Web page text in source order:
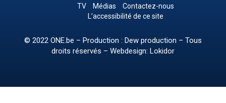
TV Médias
Contactez-nous
L’accessibilité de ce site
© 2022 ONE.be – Production : Dew production – Tous
droits réservés – Webdesign: Lokidor